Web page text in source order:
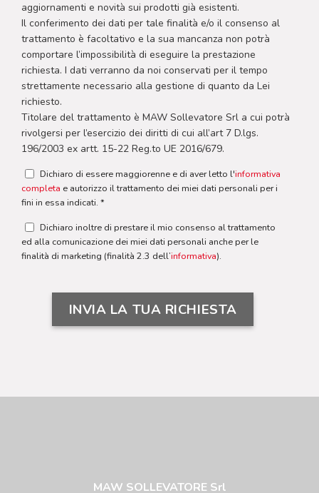
aggiornamenti e novità sui prodotti già esistenti.
Il conferimento dei dati per tale finalità e/o il consenso al
trattamento è facoltativo e la sua mancanza non potrà
comportare l’impossibilità di eseguire la prestazione
richiesta. I dati verranno da noi conservati per il tempo
strettamente necessario alla gestione di quanto da Lei
richiesto.
Titolare del trattamento è MAW Sollevatore Srl a cui potrà
rivolgersi per l’esercizio dei diritti di cui all’art 7 D.lgs.
196/2003 ex artt. 15-22 Reg.to UE 2016/679.
Dichiaro di essere maggiorenne e di aver letto l'informativa
completa e autorizzo il trattamento dei miei dati personali per i
fini in essa indicati. *
Dichiaro inoltre di prestare il mio consenso al trattamento
ed alla comunicazione dei miei dati personali anche per le
finalità di marketing (finalità 2.3 dell’informativa).
MAW SOLLEVATORE Srl